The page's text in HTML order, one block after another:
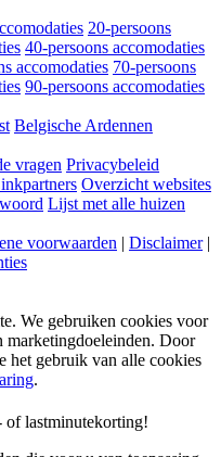
20-persoons
40-persoons accomodaties
accomodaties 70-persoons
90-persoons accomodaties
Belgische Ardennen
vragen Privacybeleid
Overzicht websites
Lijst met alle huizen
voorwaarden | Disclaimer |
We gebruiken cookies voor
marketingdoeleinden. Door
het gebruik van alle cookies
.
of lastminutekorting!